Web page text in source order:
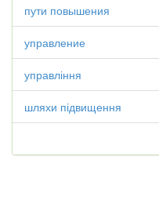
пути повышения
управление
управління
шляхи підвищення